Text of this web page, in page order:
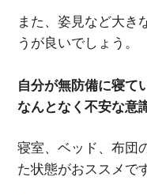
また、姿見など大き
うが良いでしょう。
自分が無防備に寝て
なんとなく不安な意
寝室、ベッド、布団
た状態がおススメで